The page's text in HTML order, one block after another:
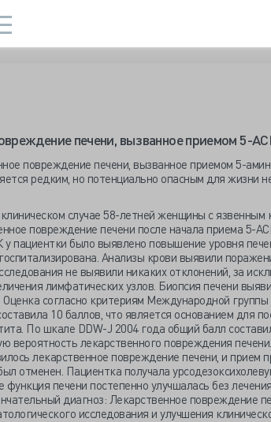
печени, вызванное приемом 5-
повреждение печени, вызванное приемом 5-
редким, но потенциально опасным для жизни
случае 58-летней женщины с язвенным
повреждение печени после начала приема 5-
у пациентки было выявлено повышение уровня
Анализы крови выявили
не выявили никаких отклонений, за
лимфатических узлов. Биопсия печени
Оценка согласно критериям Международной
10 баллов, что является основанием для
По шкале DDW-J 2004 года общий балл
вероятность лекарственного повреждения
лекарственное повреждение печени, и прием
отменен. Пациентка получала
функция печени постепенно улучшалась без
диагноз: Лекарственное повреждение
исследования и улучшения